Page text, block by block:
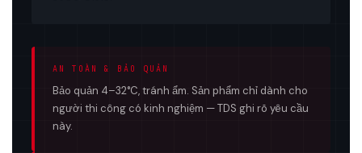
AN TOÀN & BẢO QUẢN
Bảo quản 4–32°C, tránh ẩm. Sản phẩm chỉ dành cho
người thi công có kinh nghiệm — TDS ghi rõ yêu cầu
này.